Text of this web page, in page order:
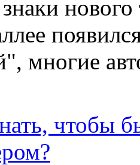
нового
многие
чтобы